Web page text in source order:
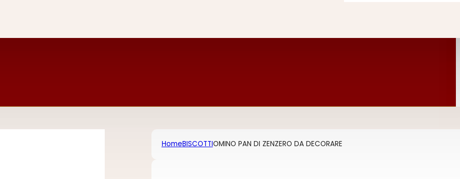
HomeBISCOTTIOMINO PAN DI ZENZERO DA DECORARE